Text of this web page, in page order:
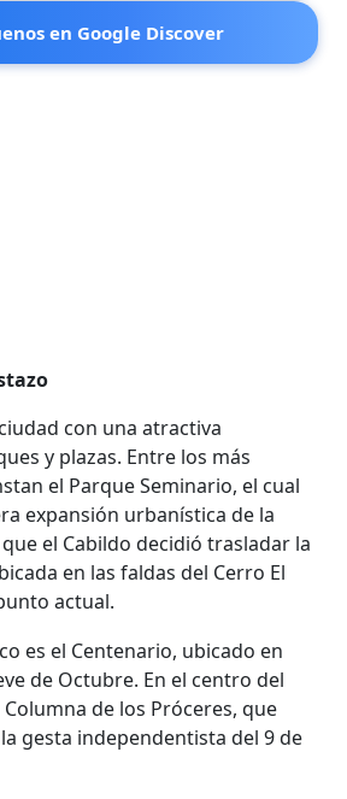
en Google Discover
con una atractiva
y plazas. Entre los más
el Parque Seminario, el cual
expansión urbanística de la
el Cabildo decidió trasladar la
en las faldas del Cerro El
actual.
es el Centenario, ubicado en
de Octubre. En el centro del
de los Próceres, que
gesta independentista del 9 de